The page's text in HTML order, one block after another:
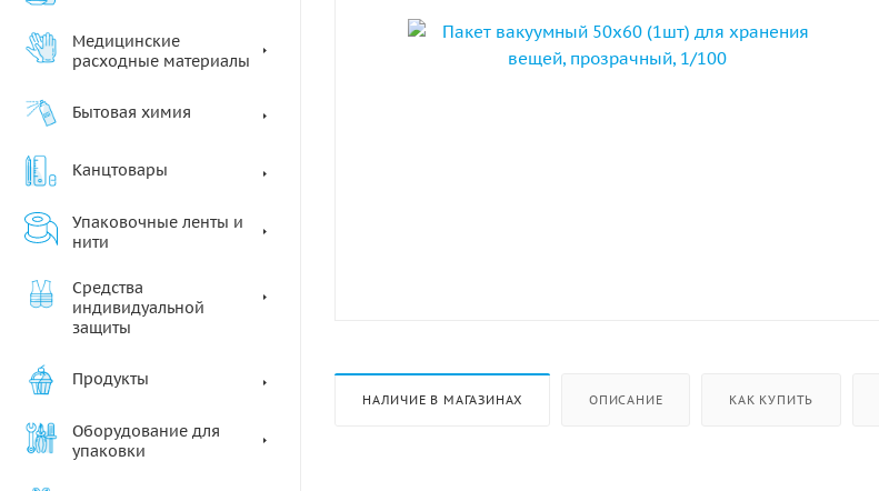
Медицинские
расходные материалы
Бытовая химия
Канцтовары
Упаковочные ленты и
нити
Средства
индивидуальной
защиты
Продукты
Оборудование для
упаковки
НАЛИЧИЕ В МАГАЗИНАХ ОПИСАНИЕ КАК КУПИТЬ